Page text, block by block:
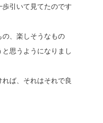
引いて見てたのです
、楽しそうなもの
思うようになりまし
ば、それはそれで良